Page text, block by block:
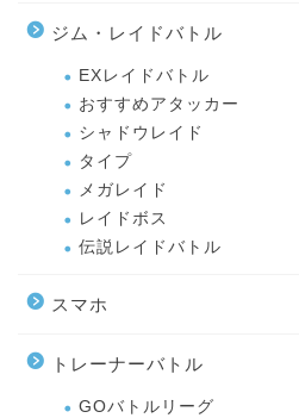
ジム・レイドバトル
EXレイドバトル
おすすめアタッカー
シャドウレイド
タイプ
メガレイド
レイドボス
伝説レイドバトル
スマホ
トレーナーバトル
GOバトルリーグ